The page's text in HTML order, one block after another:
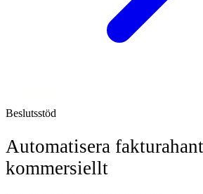
Beslutsstöd
Automatisera
kommersiellt